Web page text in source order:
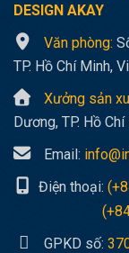
DESIGN AKAY
Văn phòng:
TP. Hồ Chí Minh,
Xưởng sản
Dương, TP. Hồ
Email:
Điện thoại:
GPKD số: